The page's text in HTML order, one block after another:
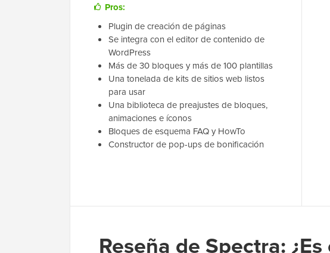
Pros:
Plugin de creación de páginas
Se integra con el editor de contenido de
WordPress
Más de 30 bloques y más de 100 plantillas
Una tonelada de kits de sitios web listos
para usar
Una biblioteca de preajustes de bloques,
animaciones e íconos
Bloques de esquema FAQ y HowTo
Constructor de pop-ups de bonificación
Reseña de Spectra: